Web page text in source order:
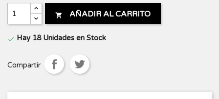
 AÑADIR AL CARRITO
 Hay 18 Unidades en Stock
Compartir